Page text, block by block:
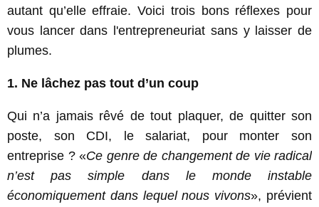
autant qu’elle effraie. Voici trois bons réflexes pour
vous lancer dans l'entrepreneuriat sans y laisser de
plumes.
1. Ne lâchez pas tout d’un coup
Qui n’a jamais rêvé de tout plaquer, de quitter son
poste, son CDI, le salariat, pour monter son
entreprise ? «Ce genre de changement de vie radical
n’est pas simple dans le monde instable
économiquement dans lequel nous vivons», prévient